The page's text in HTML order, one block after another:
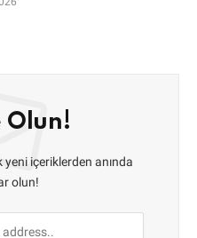
Olun!
içeriklerden anında
olun!